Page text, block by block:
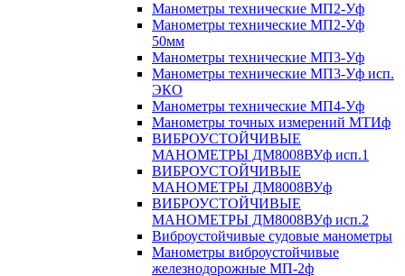
Манометры технические МП2-Уф
Манометры технические МП2-Уф
50мм
Манометры технические МП3-Уф
Манометры технические МП3-Уф исп.
ЭКО
Манометры технические МП4-Уф
Манометры точных измерений МТИф
ВИБРОУСТОЙЧИВЫЕ
МАНОМЕТРЫ ДМ8008ВУф исп.1
ВИБРОУСТОЙЧИВЫЕ
МАНОМЕТРЫ ДМ8008ВУф
ВИБРОУСТОЙЧИВЫЕ
МАНОМЕТРЫ ДМ8008ВУф исп.2
Виброустойчивые судовые манометры
Манометры виброустойчивые
железнодорожные МП-2ф